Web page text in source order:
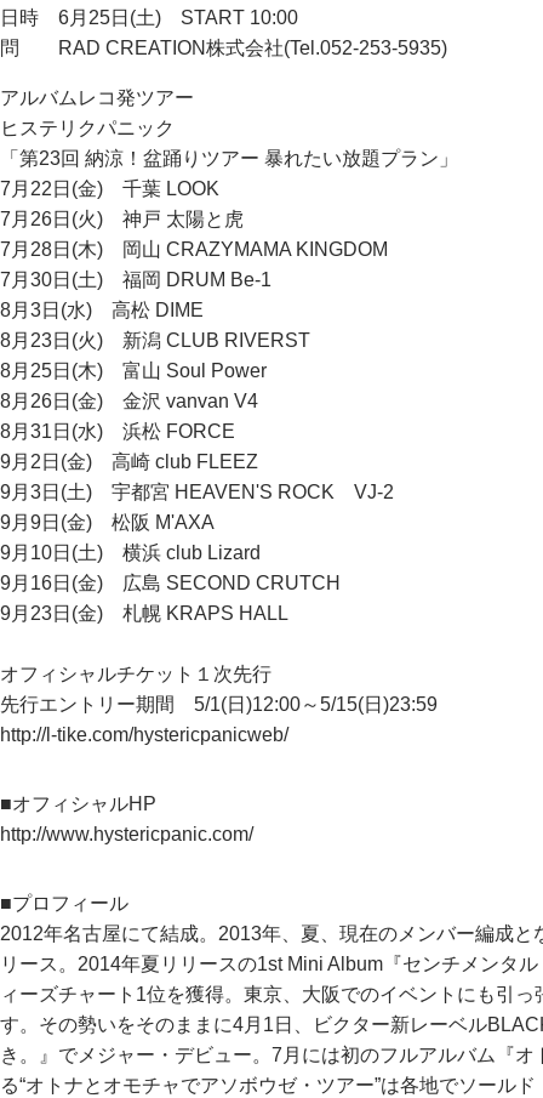
日時 6月25日(土) START 10:00
問 RAD CREATION株式会社(Tel.052-253-5935)
アルバムレコ発ツアー
ヒステリクパニック
「第23回 納涼！盆踊りツアー 暴れたい放題プラン」
7月22日(金) 千葉 LOOK
7月26日(火) 神戸 太陽と虎
7月28日(木) 岡山 CRAZYMAMA KINGDOM
7月30日(土) 福岡 DRUM Be-1
8月3日(水) 高松 DIME
8月23日(火) 新潟 CLUB RIVERST
8月25日(木) 富山 Soul Power
8月26日(金) 金沢 vanvan V4
8月31日(水) 浜松 FORCE
9月2日(金) 高崎 club FLEEZ
9月3日(土) 宇都宮 HEAVEN'S ROCK VJ-2
9月9日(金) 松阪 M'AXA
9月10日(土) 横浜 club Lizard
9月16日(金) 広島 SECOND CRUTCH
9月23日(金) 札幌 KRAPS HALL
オフィシャルチケット１次先行
先行エントリー期間 5/1(日)12:00～5/15(日)23:59
http://l-tike.com/hystericpanicweb/
■オフィシャルHP
http://www.hystericpanic.com/
■プロフィール
2012年名古屋にて結成。2013年、夏、現在のメンバー編成
リース。2014年夏リリースの1st Mini Album『センチメンタ
ィーズチャート1位を獲得。東京、大阪でのイベントにも引
す。その勢いをそのままに4月1日、ビクター新レーベル
き。』でメジャー・デビュー。7月には初のフルアルバム『
る“オトナとオモチャでアソボウゼ・ツアー”は各地でソール